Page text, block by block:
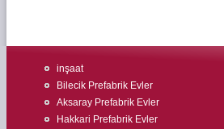
inşaat
Bilecik Prefabrik Evler
Aksaray Prefabrik Evler
Hakkari Prefabrik Evler